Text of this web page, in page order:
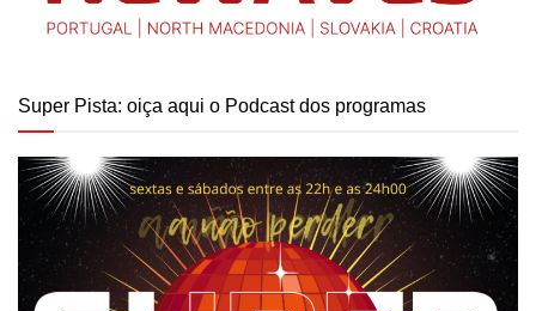
Super Pista: oiça aqui o Podcast dos programas